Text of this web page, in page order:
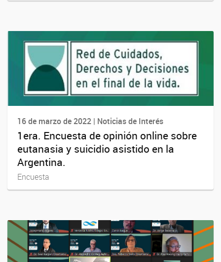
16 de marzo de 2022 | Noticias de Interés
1era. Encuesta de opinión online sobre
eutanasia y suicidio asistido en la
Argentina.
Encuesta